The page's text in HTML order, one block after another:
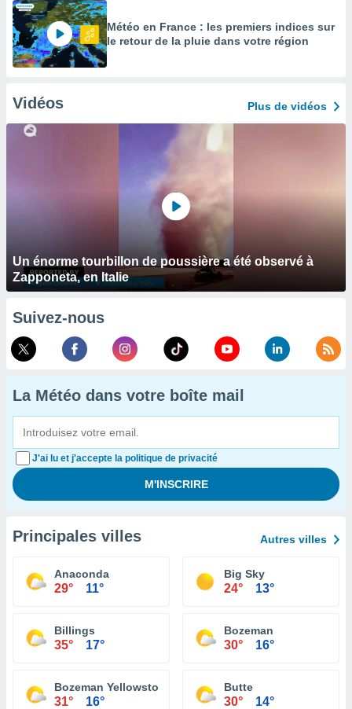
Météo en France : les premiers indices sur
le retour de la pluie dans votre région
Vidéos Plus de vidéos
Un énorme tourbillon de poussière a été observé à
Zapponeta, en Italie
Suivez-nous
La Météo dans votre boîte mail
J'ai lu et j'accepte la politique de privacité
Principales villes Autres villes
Anaconda
29° 11°
Big Sky
24° 13°
Billings
35° 17°
Bozeman
30° 16°
Bozeman Yellowstone International Airport
31° 16°
Butte
30° 14°